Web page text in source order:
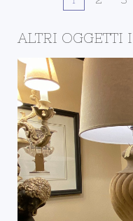
ALTRI OGGETTI
IL